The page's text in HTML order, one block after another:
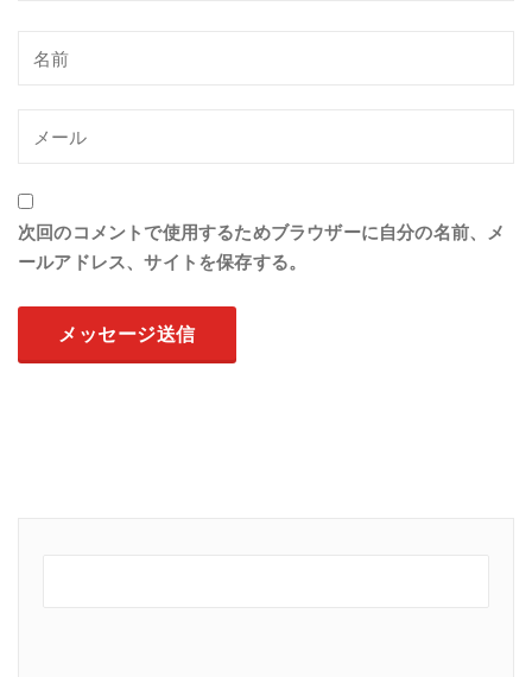
次回のコメントで使用するためブラウザーに自分の名前、メ
ールアドレス、サイトを保存する。